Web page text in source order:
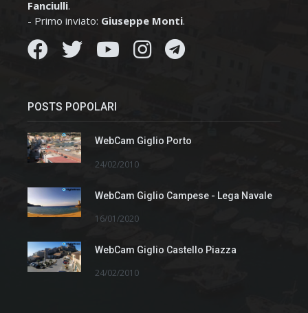
Fanciulli.
- Primo inviato: Giuseppe Monti.
POSTS POPOLARI
WebCam Giglio Porto
24/02/2010
WebCam Giglio Campese - Lega Navale
16/01/2020
WebCam Giglio Castello Piazza
24/02/2010